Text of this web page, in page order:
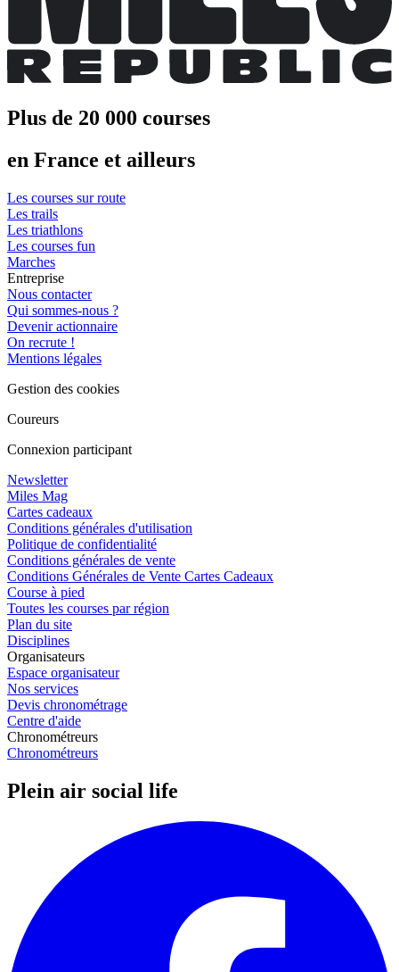
Plus de 20 000 courses
en France et ailleurs
Les courses sur route
Les trails
Les triathlons
Les courses fun
Marches
Entreprise
Nous contacter
Qui sommes-nous ?
Devenir actionnaire
On recrute !
Mentions légales
Gestion des cookies
Coureurs
Connexion participant
Newsletter
Miles Mag
Cartes cadeaux
Conditions générales d'utilisation
Politique de confidentialité
Conditions générales de vente
Conditions Générales de Vente Cartes Cadeaux
Course à pied
Toutes les courses par région
Plan du site
Disciplines
Organisateurs
Espace organisateur
Nos services
Devis chronométrage
Centre d'aide
Chronométreurs
Chronométreurs
Plein air social life